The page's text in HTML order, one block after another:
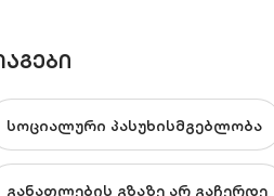
სოციალური პასუხისმგებლობა
განათლების გზაზე არ გაჩერდე